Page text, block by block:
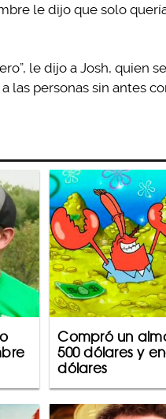
le dijo que solo
le dijo a Josh, quien
las personas sin antes
Compró un
500 dólares y
dólares